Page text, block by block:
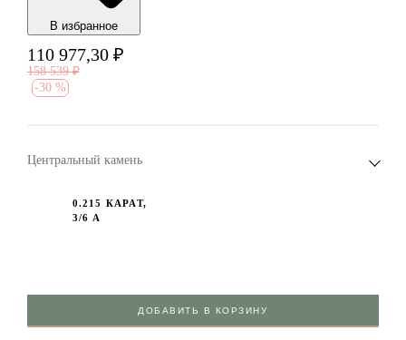
В избранноe
110 977,30 ₽
158 539 ₽
-30 %
Центральный камень
0.215 КАРАТ,
3/6 А
ДОБАВИТЬ В КОРЗИНУ